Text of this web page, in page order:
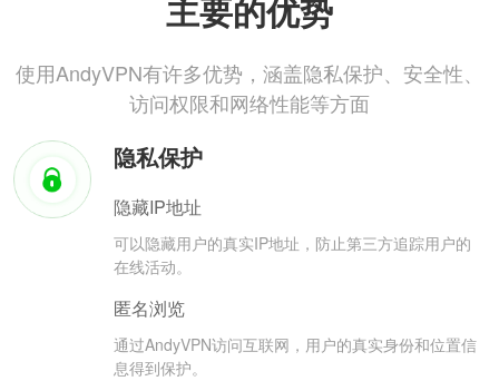
主要的优势
使用AndyVPN有许多优势，涵盖隐私保护、安全性、
访问权限和网络性能等方面
隐私保护
隐藏IP地址
可以隐藏用户的真实IP地址，防止第三方追踪用户的
在线活动。
匿名浏览
通过AndyVPN访问互联网，用户的真实身份和位置信
息得到保护。